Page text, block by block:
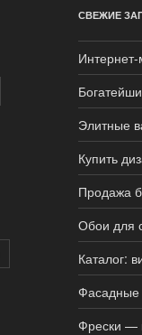
СВЕЖИЕ
Элитные
Купить
Продажа
Обои для
Каталог:
Фасадные
Фрески —